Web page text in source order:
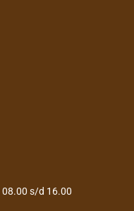
08.00 s/d 16.00